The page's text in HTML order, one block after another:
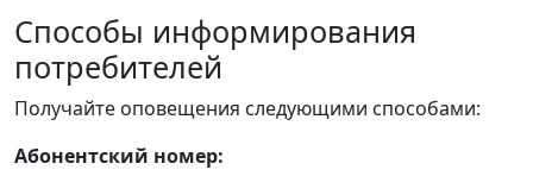
Способы информирования
потребителей
Получайте оповещения следующими способами:
Абонентский номер: